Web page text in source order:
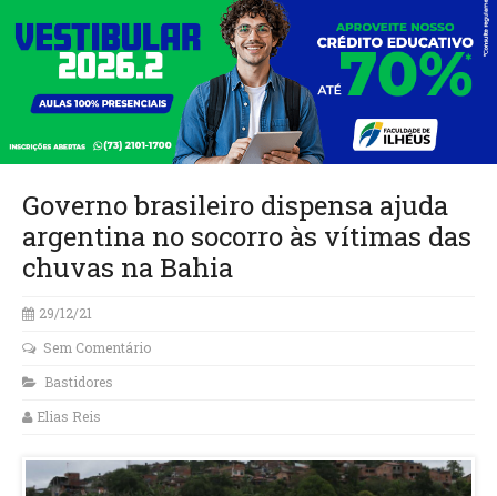
Governo brasileiro dispensa ajuda
argentina no socorro às vítimas das
chuvas na Bahia
29/12/21
Sem Comentário
Bastidores
Elias Reis